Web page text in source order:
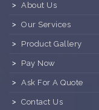
About Us
Our Services
Product Gallery
Pay Now
Ask For A Quote
Contact Us